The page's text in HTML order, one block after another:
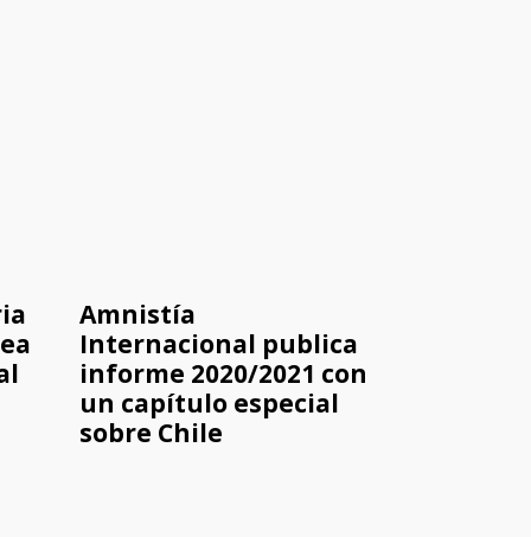
Amnistía
Internacional publica
informe 2020/2021 con
un capítulo especial
sobre Chile